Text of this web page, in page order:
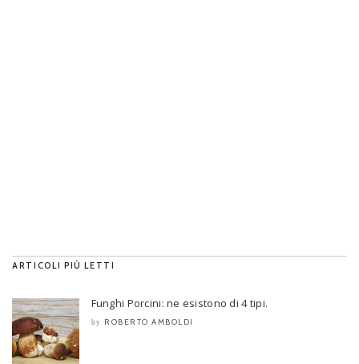
ARTICOLI PIÙ LETTI
Funghi Porcini: ne esistono di 4 tipi.
by ROBERTO AMBOLDI